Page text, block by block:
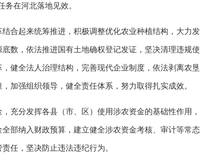
在河北落地见效。
起来统筹推进，积极调整优化农业种植结构，大力
数，依法推进国有土地确权登记发证，坚决清理违规
健全法人治理结构，完善现代企业制度，依法剥离农
加强组织领导，健全责任体系，努力取得扎实成效。
分发挥各县（市、区）使用涉农资金的基础性作用
部纳入财政预算，建立健全涉农资金考核、审计等常
任，坚决防止违法违纪行为。